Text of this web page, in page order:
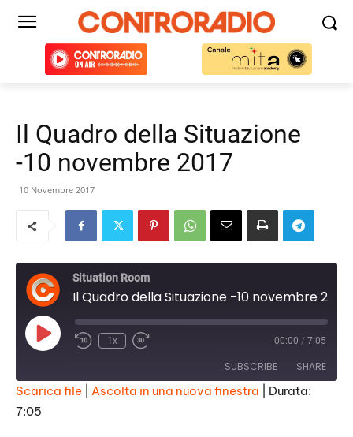
Il Quadro della Situazione
-10 novembre 2017
10 Novembre 2017
Situation Room
Play
Episode
1x 00:00 / 7:05
SUBSCRIBE SHARE
SHARE
Scarica file Ascolta in una nuova finestra
Durata:
7:05